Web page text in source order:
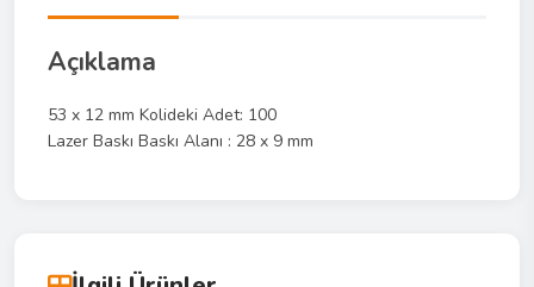
Açıklama
53 x 12 mm Kolideki Adet: 100
Lazer Baskı Baskı Alanı : 28 x 9 mm